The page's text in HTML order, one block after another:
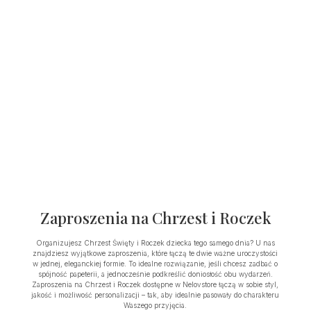
Zaproszenia na Chrzest i Roczek
Organizujesz Chrzest Święty i Roczek dziecka tego samego dnia? U nas
znajdziesz wyjątkowe zaproszenia, które łączą te dwie ważne uroczystości
w jednej, eleganckiej formie. To idealne rozwiązanie, jeśli chcesz zadbać o
spójność papeterii, a jednocześnie podkreślić doniosłość obu wydarzeń.
Zaproszenia na Chrzest i Roczek dostępne w Nelovstore łączą w sobie styl,
jakość i możliwość personalizacji – tak, aby idealnie pasowały do charakteru
Waszego przyjęcia.